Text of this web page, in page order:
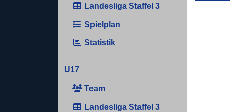
Landesliga Staffel 3
Spielplan
Statistik
U17
Team
Landesliga Staffel 3